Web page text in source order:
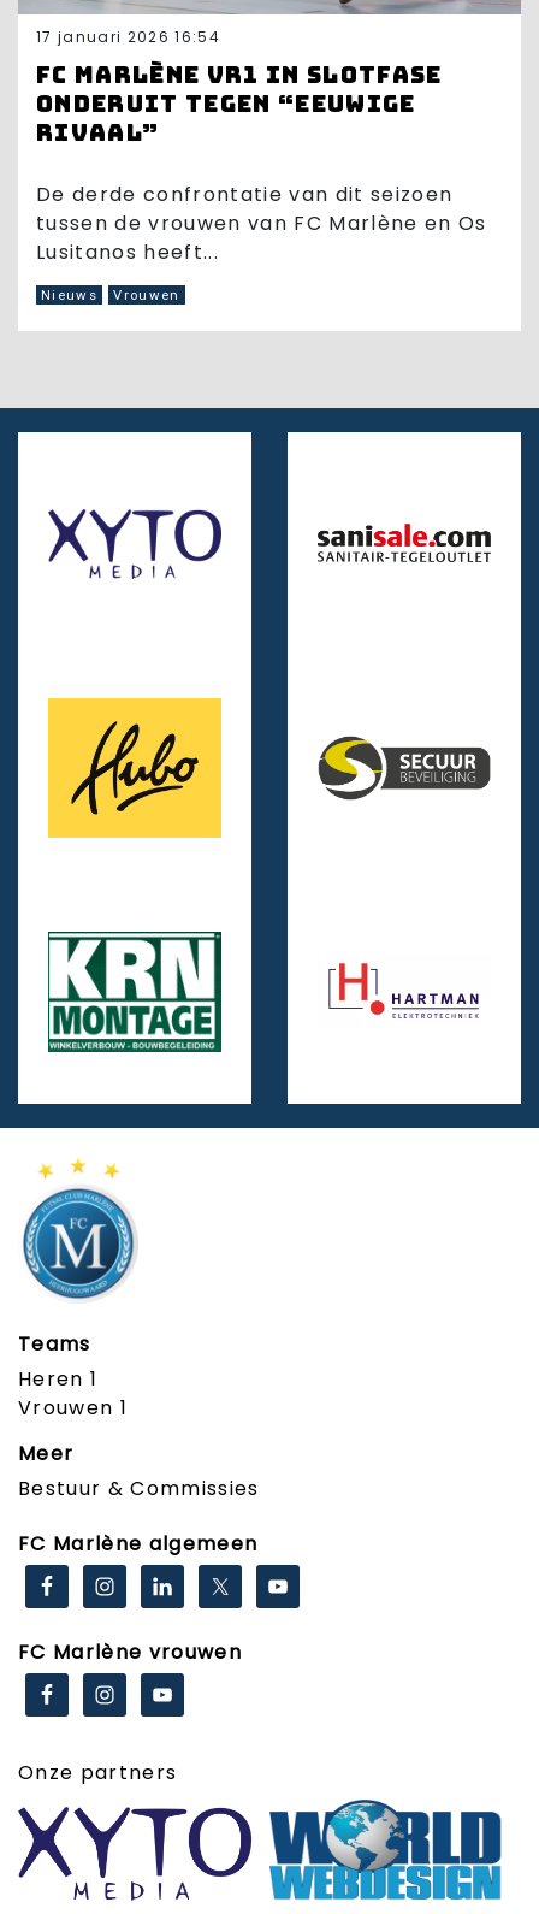
17 januari 2026 16:54
FC Marlène VR1 in slotfase
onderuit tegen “eeuwige
rivaal”
De derde confrontatie van dit seizoen
tussen de vrouwen van FC Marlène en Os
Lusitanos heeft...
Nieuws Vrouwen
Teams
Heren 1
Vrouwen 1
Meer
Bestuur & Commissies
FC Marlène algemeen
FC Marlène vrouwen
Onze partners